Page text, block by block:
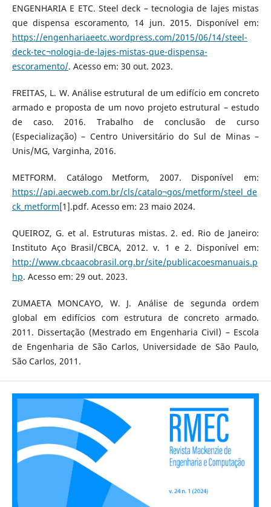
ENGENHARIA E ETC. Steel deck – tecnologia de lajes mistas
que dispensa escoramento, 14 jun. 2015. Disponível em:
https://engenhariaeetc.wordpress.com/2015/06/14/steel-
deck-tec¬nologia-de-lajes-mistas-que-dispensa-
escoramento/. Acesso em: 30 out. 2023.
FREITAS, L. W. Análise estrutural de um edifício em concreto
armado e proposta de um novo projeto estrutural – estudo
de caso. 2016. Trabalho de conclusão de curso
(Especialização) – Centro Universitário do Sul de Minas –
Unis/MG, Varginha, 2016.
METFORM. Catálogo Metform, 2007. Disponível em:
https://api.aecweb.com.br/cls/catalo¬gos/metform/steel_de
ck_metform[1].pdf. Acesso em: 23 maio 2024.
QUEIROZ, G. et al. Estruturas mistas. 2. ed. Rio de Janeiro:
Instituto Aço Brasil/CBCA, 2012. v. 1 e 2. Disponível em:
http://www.cbcaacobrasil.org.br/site/publicacoesmanuais.p
hp. Acesso em: 29 out. 2023.
ZUMAETA MONCAYO, W. J. Análise de segunda ordem
global em edifícios com estrutura de concreto armado.
2011. Dissertação (Mestrado em Engenharia Civil) – Escola
de Engenharia de São Carlos, Universidade de São Paulo,
São Carlos, 2011.